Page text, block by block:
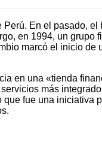
En el pasado, el
en 1994, un grupo
marcó el inicio de
en una «tienda
más
fue una iniciativa